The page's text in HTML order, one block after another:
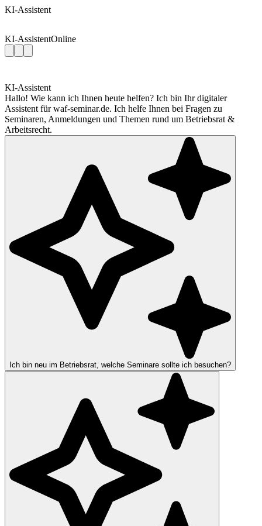
KI-Assistent
KI-AssistentOnline
KI-Assistent
Hallo! Wie kann ich Ihnen heute helfen? Ich bin Ihr digitaler
Assistent für waf-seminar.de. Ich helfe Ihnen bei Fragen zu
Seminaren, Anmeldungen und Themen rund um Betriebsrat &
Arbeitsrecht.
Ich bin neu im Betriebsrat, welche Seminare sollte ich besuchen?